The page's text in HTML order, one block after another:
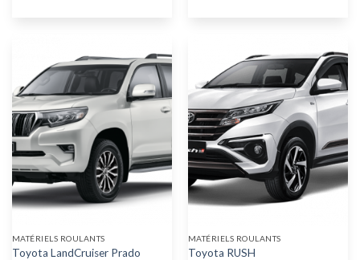
MATÉRIELS ROULANTS
Toyota LandCruiser Prado
MATÉRIELS ROULANTS
Toyota RUSH